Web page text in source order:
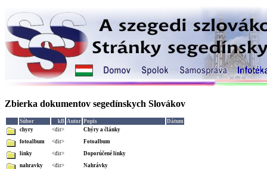
Zbierka dokumentov segedínskych Slovákov
Súbor kB Autor Popis
Dátum
chyry
<dir>
Chýry a články
fotoalbum
<dir>
Fotoalbum
linky
<dir>
Doporúčené linky
nahravky
<dir>
Nahrávky